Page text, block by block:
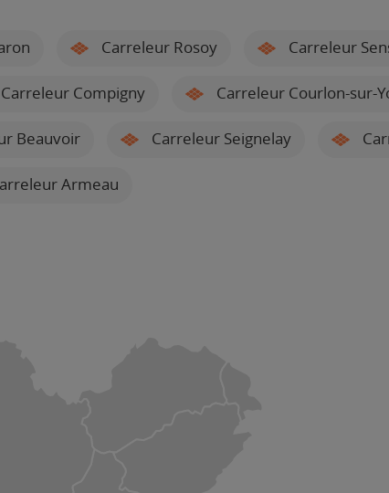
Carreleur Rosoy Carreleur
Carreleur Compigny Carreleur Courlon-sur-
Beauvoir Carreleur Seignelay
Armeau